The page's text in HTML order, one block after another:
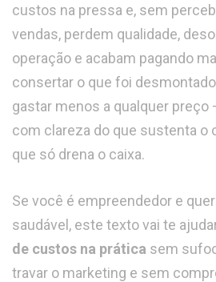
custos na pressa e, sem
vendas, perdem qualidade,
operação e acabam pagando
consertar o que foi
gastar menos a qualquer preço
com clareza do que sustenta o
que só drena o caixa.
Se você é empreendedor e
saudável, este texto vai te
de custos na prática sem
travar o marketing e sem